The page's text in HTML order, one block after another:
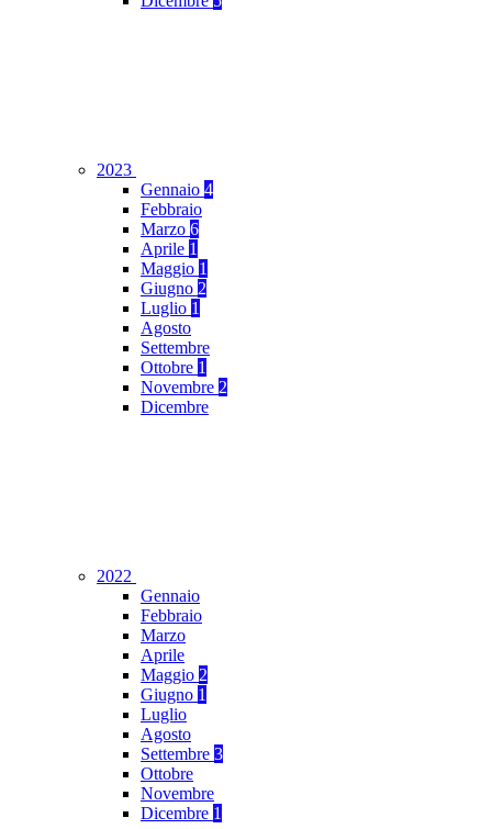
2023
Gennaio 4
Febbraio
Marzo 6
Aprile 1
Maggio 1
Giugno 2
Luglio 1
Agosto
Settembre
Ottobre 1
Novembre 2
Dicembre
2022
Gennaio
Febbraio
Marzo
Aprile
Maggio 2
Giugno 1
Luglio
Agosto
Settembre 3
Ottobre
Novembre
Dicembre 1